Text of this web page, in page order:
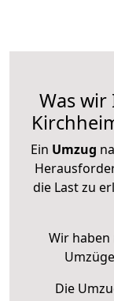
Was
Ein Umzug
die Last zu
Wir haben
Die